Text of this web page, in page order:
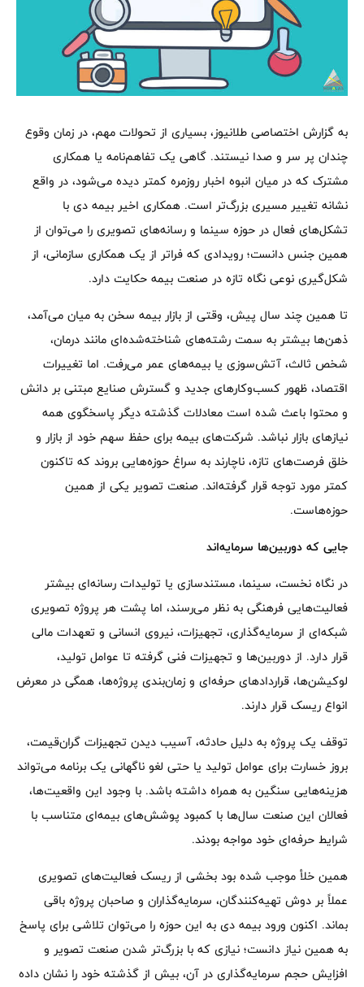
به گزارش اختصاصی طلانیوز، بسیاری از تحولات مهم، در زمان وقوع
چندان پر سر و صدا نیستند. گاهی یک تفاهم‌نامه یا همکاری
مشترک که در میان انبوه اخبار روزمره کمتر دیده می‌شود، در واقع
نشانه تغییر مسیری بزرگ‌تر است. همکاری اخیر بیمه دی با
تشکل‌های فعال در حوزه سینما و رسانه‌های تصویری را می‌توان از
همین جنس دانست؛ رویدادی که فراتر از یک همکاری سازمانی، از
شکل‌گیری نوعی نگاه تازه در صنعت بیمه حکایت دارد.
تا همین چند سال پیش، وقتی از بازار بیمه سخن به میان می‌آمد،
ذهن‌ها بیشتر به سمت رشته‌های شناخته‌شده‌ای مانند درمان،
شخص ثالث، آتش‌سوزی یا بیمه‌های عمر می‌رفت. اما تغییرات
اقتصاد، ظهور کسب‌وکارهای جدید و گسترش صنایع مبتنی بر دانش
و محتوا باعث شده است معادلات گذشته دیگر پاسخگوی همه
نیازهای بازار نباشد. شرکت‌های بیمه برای حفظ سهم خود از بازار و
خلق فرصت‌های تازه، ناچارند به سراغ حوزه‌هایی بروند که تاکنون
کمتر مورد توجه قرار گرفته‌اند. صنعت تصویر یکی از همین
حوزه‌هاست.
جایی که دوربین‌ها سرمایه‌اند
در نگاه نخست، سینما، مستندسازی یا تولیدات رسانه‌ای بیشتر
فعالیت‌هایی فرهنگی به نظر می‌رسند، اما پشت هر پروژه تصویری
شبکه‌ای از سرمایه‌گذاری، تجهیزات، نیروی انسانی و تعهدات مالی
قرار دارد. از دوربین‌ها و تجهیزات فنی گرفته تا عوامل تولید،
لوکیشن‌ها، قراردادهای حرفه‌ای و زمان‌بندی پروژه‌ها، همگی در معرض
انواع ریسک قرار دارند.
توقف یک پروژه به دلیل حادثه، آسیب دیدن تجهیزات گران‌قیمت،
بروز خسارت برای عوامل تولید یا حتی لغو ناگهانی یک برنامه می‌تواند
هزینه‌هایی سنگین به همراه داشته باشد. با وجود این واقعیت‌ها،
فعالان این صنعت سال‌ها با کمبود پوشش‌های بیمه‌ای متناسب با
شرایط حرفه‌ای خود مواجه بودند.
همین خلأ موجب شده بود بخشی از ریسک فعالیت‌های تصویری
عملاً بر دوش تهیه‌کنندگان، سرمایه‌گذاران و صاحبان پروژه باقی
بماند. اکنون ورود بیمه دی به این حوزه را می‌توان تلاشی برای پاسخ
به همین نیاز دانست؛ نیازی که با بزرگ‌تر شدن صنعت تصویر و
افزایش حجم سرمایه‌گذاری در آن، بیش از گذشته خود را نشان داده